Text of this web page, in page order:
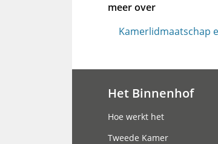
meer over
Kamerlidmaatschap
Het Binnenhof
Hoe werkt het
Tweede Kamer